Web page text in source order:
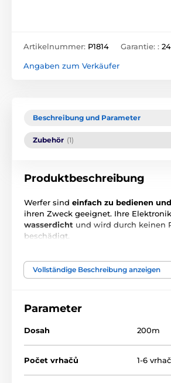
Artikelnummer: P1814 Garantie: :
Angaben zum Verkäufer
Beschreibung und Parameter
Zubehör (1)
Produktbeschreibung
Werfer sind einfach zu bedienen
ihren Zweck geeignet. Ihre
wasserdicht und wird durch keinen
beschädigt.
Federn, sondern auch in neuer,
durch spezielle Seitentüren bis zum
Einsetzen des Vogels, zur Verfügung.
ausgelegt.
Der Auslöser beginnt unmittelbar
der entsprechenden Taste auf der
Vollständige Beschreibung anzeigen
Parameter
Dosah 200m
Počet vrhačů 1-6